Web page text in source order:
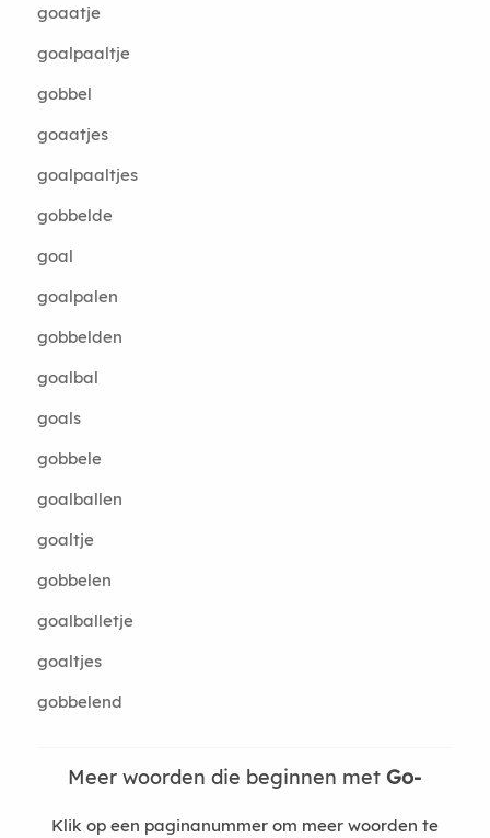
goaatje
goalpaaltje
gobbel
goaatjes
goalpaaltjes
gobbelde
goal
goalpalen
gobbelden
goalbal
goals
gobbele
goalballen
goaltje
gobbelen
goalballetje
goaltjes
gobbelend
Meer woorden die beginnen met Go-
Klik op een paginanummer om meer woorden te